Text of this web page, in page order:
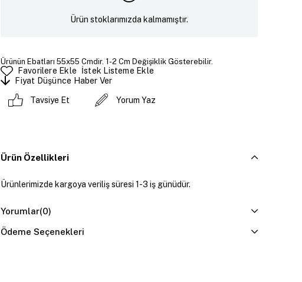
Ürün stoklarımızda kalmamıştır.
Ürünün Ebatları 55x55 Cmdir. 1-2 Cm Değişiklik Gösterebilir.
Favorilere Ekle
İstek Listeme Ekle
Fiyat Düşünce Haber Ver
Tavsiye Et Yorum Yaz
Ürün Özellikleri
Ürünlerimizde kargoya veriliş süresi 1-3 iş günüdür.
Yorumlar(0)
Ödeme Seçenekleri